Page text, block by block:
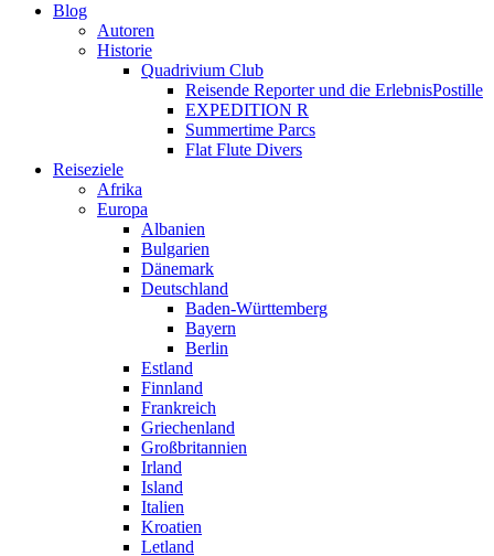
Blog
Autoren
Historie
Quadrivium Club
Reisende Reporter und die ErlebnisPostille
EXPEDITION R
Summertime Parcs
Flat Flute Divers
Reiseziele
Afrika
Europa
Albanien
Bulgarien
Dänemark
Deutschland
Baden-Württemberg
Bayern
Berlin
Estland
Finnland
Frankreich
Griechenland
Großbritannien
Irland
Island
Italien
Kroatien
Letland